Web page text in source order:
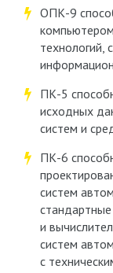
ОПК-9
технологий,
ПК-5
исходных
систем и
ПК-6
систем
и
систем
с